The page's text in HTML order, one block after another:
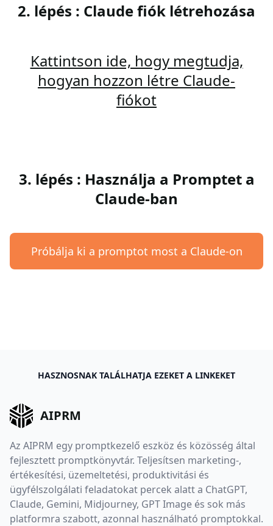
2. lépés : Claude fiók létrehozása
Kattintson ide, hogy megtudja,
hogyan hozzon létre Claude-
fiókot
3. lépés : Használja a Promptet a
Claude-ban
Próbálja ki a promptot most a Claude-on
HASZNOSNAK TALÁLHATJA EZEKET A LINKEKET
AIPRM
Az AIPRM egy promptkezelő eszköz és közösség által
fejlesztett promptkönyvtár. Teljesítsen marketing-,
értékesítési, üzemeltetési, produktivitási és
ügyfélszolgálati feladatokat percek alatt a ChatGPT,
Claude, Gemini, Midjourney, GPT Image és sok más
platformra szabott, azonnal használható promptokkal.